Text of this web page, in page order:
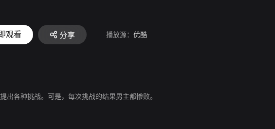
观看 分享 播放源： 优酷
出各种挑战。可是，每次挑战的结果男主都惨败。